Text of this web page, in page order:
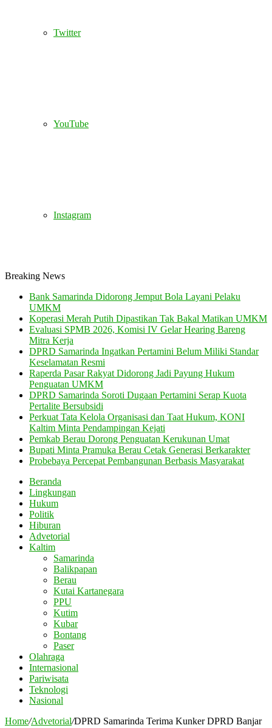
Twitter
YouTube
Instagram
Breaking News
Bank Samarinda Didorong Jemput Bola Layani Pelaku
UMKM
Koperasi Merah Putih Dipastikan Tak Bakal Matikan UMKM
Evaluasi SPMB 2026, Komisi IV Gelar Hearing Bareng
Mitra Kerja
DPRD Samarinda Ingatkan Pertamini Belum Miliki Standar
Keselamatan Resmi
Raperda Pasar Rakyat Didorong Jadi Payung Hukum
Penguatan UMKM
DPRD Samarinda Soroti Dugaan Pertamini Serap Kuota
Pertalite Bersubsidi
Perkuat Tata Kelola Organisasi dan Taat Hukum, KONI
Kaltim Minta Pendampingan Kejati
Pemkab Berau Dorong Penguatan Kerukunan Umat
Bupati Minta Pramuka Berau Cetak Generasi Berkarakter
Probebaya Percepat Pembangunan Berbasis Masyarakat
Beranda
Lingkungan
Hukum
Politik
Hiburan
Advetorial
Kaltim
Samarinda
Balikpapan
Berau
Kutai Kartanegara
PPU
Kutim
Kubar
Bontang
Paser
Olahraga
Internasional
Pariwisata
Teknologi
Nasional
Home/Advetorial/DPRD Samarinda Terima Kunker DPRD Banjar